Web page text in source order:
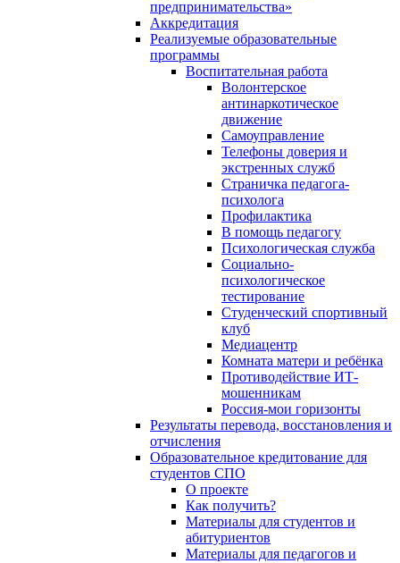
предпринимательства»
Аккредитация
Реализуемые образовательные
программы
Воспитательная работа
Волонтерское
антинаркотическое
движение
Самоуправление
Телефоны доверия и
экстренных служб
Страничка педагога-
психолога
Профилактика
В помощь педагогу
Психологическая служба
Социально-
психологическое
тестирование
Студенческий спортивный
клуб
Медиацентр
Комната матери и ребёнка
Противодействие ИТ-
мошенникам
Россия-мои горизонты
Результаты перевода, восстановления и
отчисления
Образовательное кредитование для
студентов СПО
О проекте
Как получить?
Материалы для студентов и
абитуриентов
Материалы для педагогов и